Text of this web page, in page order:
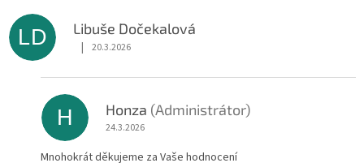
LD Libuše Dočekalová
Hodnocení obchodu je 5 z 5 hvězdiček.
| 20.3.2026
H Honza (Administrátor)
24.3.2026
Mnohokrát děkujeme za Vaše hodnocení